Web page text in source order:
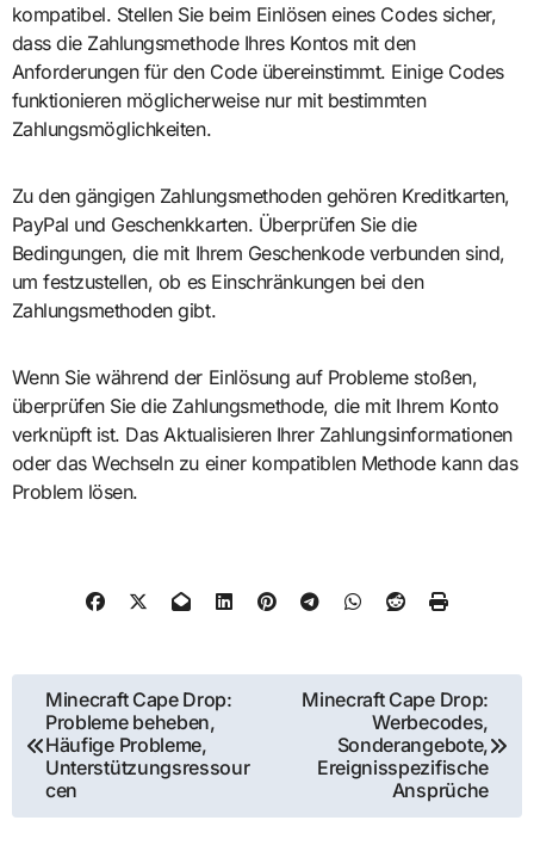
kompatibel. Stellen Sie beim Einlösen eines Codes sicher,
dass die Zahlungsmethode Ihres Kontos mit den
Anforderungen für den Code übereinstimmt. Einige Codes
funktionieren möglicherweise nur mit bestimmten
Zahlungsmöglichkeiten.
Zu den gängigen Zahlungsmethoden gehören Kreditkarten,
PayPal und Geschenkkarten. Überprüfen Sie die
Bedingungen, die mit Ihrem Geschenkode verbunden sind,
um festzustellen, ob es Einschränkungen bei den
Zahlungsmethoden gibt.
Wenn Sie während der Einlösung auf Probleme stoßen,
überprüfen Sie die Zahlungsmethode, die mit Ihrem Konto
verknüpft ist. Das Aktualisieren Ihrer Zahlungsinformationen
oder das Wechseln zu einer kompatiblen Methode kann das
Problem lösen.
Post
navigation
Minecraft Cape Drop:
Probleme beheben,
Häufige Probleme,
Unterstützungsressour
cen
Minecraft Cape Drop:
Werbecodes,
Sonderangebote,
Ereignisspezifische
Ansprüche